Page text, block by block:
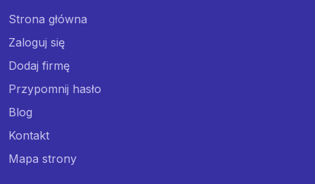
Strona główna
Zaloguj się
Dodaj firmę
Przypomnij hasło
Blog
Kontakt
Mapa strony